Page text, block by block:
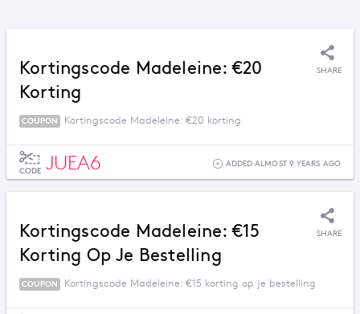
Kortingscode Madeleine: €20
Korting
SHARE
COUPON Kortingscode Madeleine: €20 korting
CODE JUEA6 ADDED ALMOST 9 YEARS AGO
Kortingscode Madeleine: €15
Korting Op Je Bestelling
SHARE
COUPON Kortingscode Madeleine: €15 korting op je bestelling